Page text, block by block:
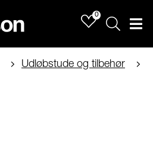
0
Sök
Udløbstude og tilbehør